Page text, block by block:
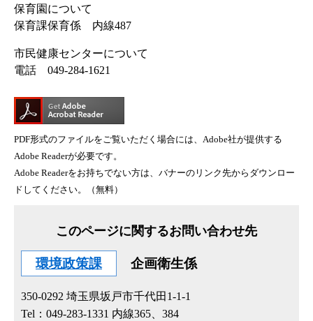
保育園について
保育課保育係 内線487
市民健康センターについて
電話 049-284-1621
PDF形式のファイルをご覧いただく場合には、Adobe社が提供する
Adobe Readerが必要です。
Adobe Readerをお持ちでない方は、バナーのリンク先からダウンロー
ドしてください。（無料）
このページに関するお問い合わせ先
環境政策課 企画衛生係
350-0292 埼玉県坂戸市千代田1-1-1
Tel：049-283-1331 内線365、384